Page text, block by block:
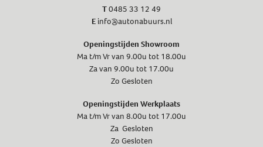
T0485 33 12 49
E info@autonabuurs.nl
Openingstijden Showroom
Ma t/m Vr van 9.00u tot 18.00u
Za van 9.00u tot 17.00u
Zo Gesloten
Openingstijden Werkplaats
Ma t/m Vr van 8.00u tot 17.00u
Za Gesloten
Zo Gesloten